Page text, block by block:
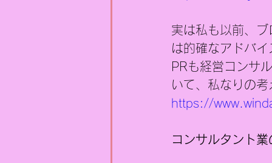
実は私も以前、
は的確なアドバ
PRも経営コンサ
いて、私なりの
https://
コンサルタント